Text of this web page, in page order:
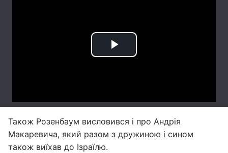
Також Розенбаум висловився і про Андрія
Макаревича, який разом з дружиною і сином
також виїхав до Ізраїлю.